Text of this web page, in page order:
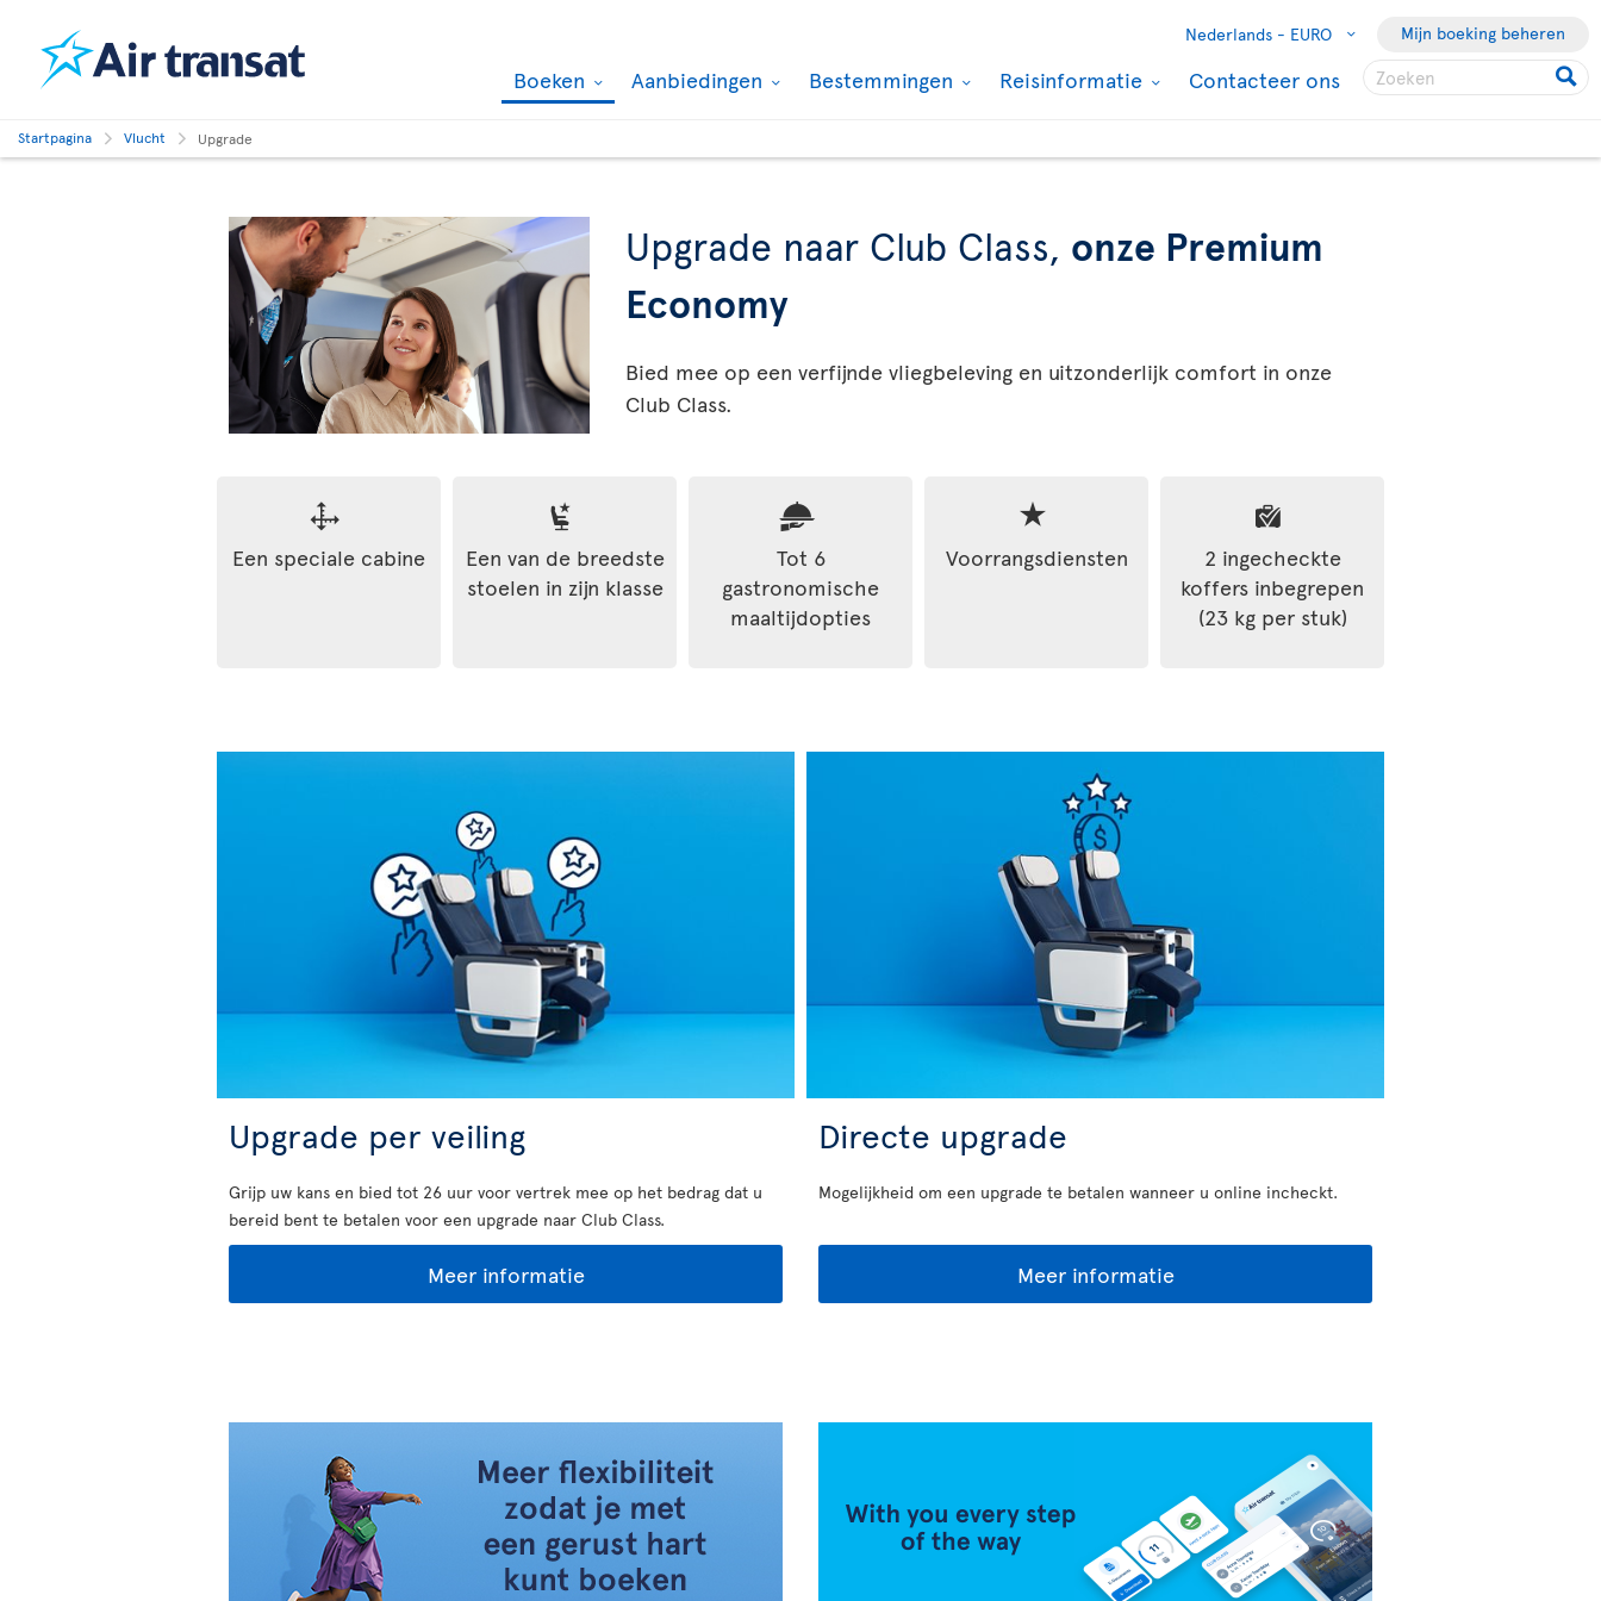
Nederlands - EURO Mijn boeking beheren
Boeken Aanbiedingen Bestemmingen Reisinformatie Contacteer ons
Startpagina Vlucht Upgrade
Upgrade naar Club Class, onze Premium
Economy
Bied mee op een verfijnde vliegbeleving en uitzonderlijk comfort in onze
Club Class.
Een speciale cabine
Een van de breedste
stoelen in zijn klasse
Tot 6
gastronomische
maaltijdopties
Voorrangsdiensten
2 ingecheckte
koffers inbegrepen
(23 kg per stuk)
Upgrade per veiling
Grijp uw kans en bied tot 26 uur voor vertrek mee op het bedrag dat u
bereid bent te betalen voor een upgrade naar Club Class.
Meer informatie
Directe upgrade
Mogelijkheid om een upgrade te betalen wanneer u online incheckt.
Meer informatie